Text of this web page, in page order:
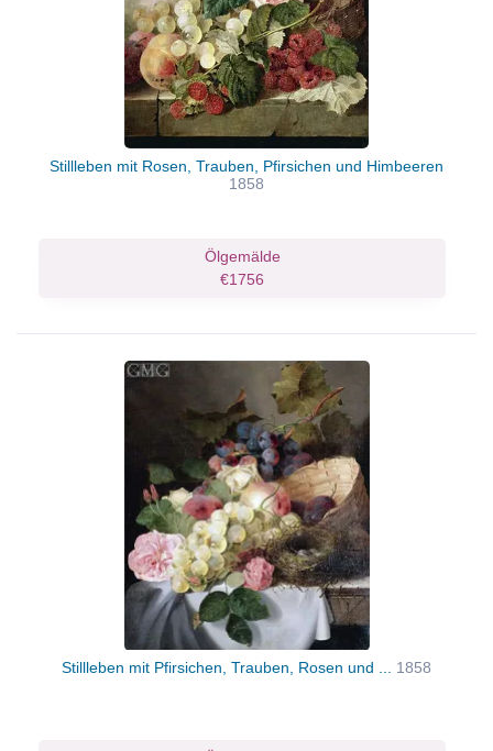
Stillleben mit Rosen, Trauben, Pfirsichen und Himbeeren
1858
Ölgemälde
€1756
Stillleben mit Pfirsichen, Trauben, Rosen und ... 1858